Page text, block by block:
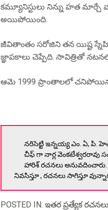
కమ్యూనిస్టులు నిన్ను హత మార్చే
అయిపోయింది.
జీవితాంతం సరోజిని తన యిష్ట
జ్ఞాపకాలు చెప్పేది. సావిత్రితో
ఆమె 1999 ప్రాంతాలలో
నరిసెట్టి ఇన్నయ్య ఎం. ఏ,
చీఫ్ గా నార్ల వెంకటేశ్వరరావు
హారిశ్ రచనలు
నివసిస్తూ , రచనలు సాగిస్తూ
POSTED IN: ఇతర ప్రత్యేక రచనలు